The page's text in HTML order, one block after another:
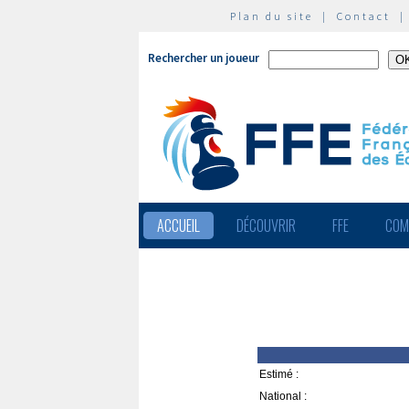
Plan du site | Contact
Rechercher un joueur
ACCUEIL DÉCOUVRIR FFE
Estimé :
National :